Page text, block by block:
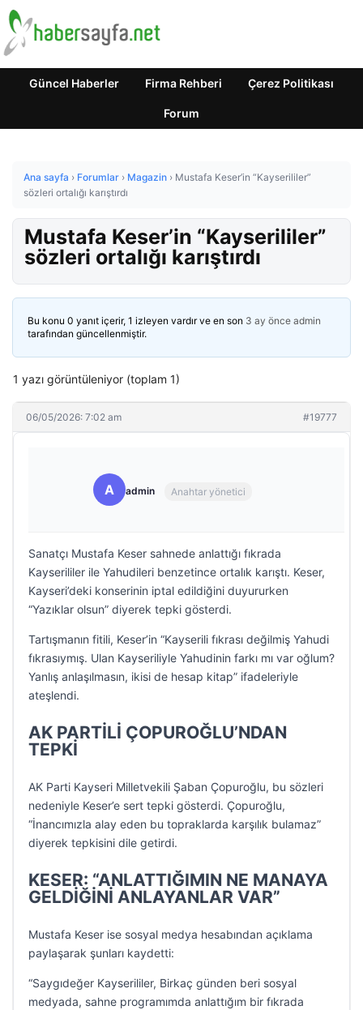
Güncel Haberler Firma Rehberi Çerez Politikası
Forum
Ana sayfa › Forumlar › Magazin › Mustafa Keser’in “Kayserililer”
sözleri ortalığı karıştırdı
Mustafa Keser’in “Kayserililer”
sözleri ortalığı karıştırdı
Bu konu 0 yanıt içerir, 1 izleyen vardır ve en son 3 ay önce admin
tarafından güncellenmiştir.
1 yazı görüntüleniyor (toplam 1)
06/05/2026: 7:02 am #19777
A admin Anahtar yönetici
Sanatçı Mustafa Keser sahnede anlattığı fıkrada
Kayserililer ile Yahudileri benzetince ortalık karıştı. Keser,
Kayseri’deki konserinin iptal edildiğini duyururken
“Yazıklar olsun” diyerek tepki gösterdi.
Tartışmanın fitili, Keser’in “Kayserili fıkrası değilmiş Yahudi
fıkrasıymış. Ulan Kayseriliyle Yahudinin farkı mı var oğlum?
Yanlış anlaşılmasın, ikisi de hesap kitap” ifadeleriyle
ateşlendi.
AK PARTİLİ ÇOPUROĞLU’NDAN
TEPKİ
AK Parti Kayseri Milletvekili Şaban Çopuroğlu, bu sözleri
nedeniyle Keser’e sert tepki gösterdi. Çopuroğlu,
“İnancımızla alay eden bu topraklarda karşılık bulamaz”
diyerek tepkisini dile getirdi.
KESER: “ANLATTIĞIMIN NE MANAYA
GELDİĞİNİ ANLAYANLAR VAR”
Mustafa Keser ise sosyal medya hesabından açıklama
paylaşarak şunları kaydetti:
“Saygıdeğer Kayserililer, Birkaç günden beri sosyal
medyada, sahne programımda anlattığım bir fıkrada